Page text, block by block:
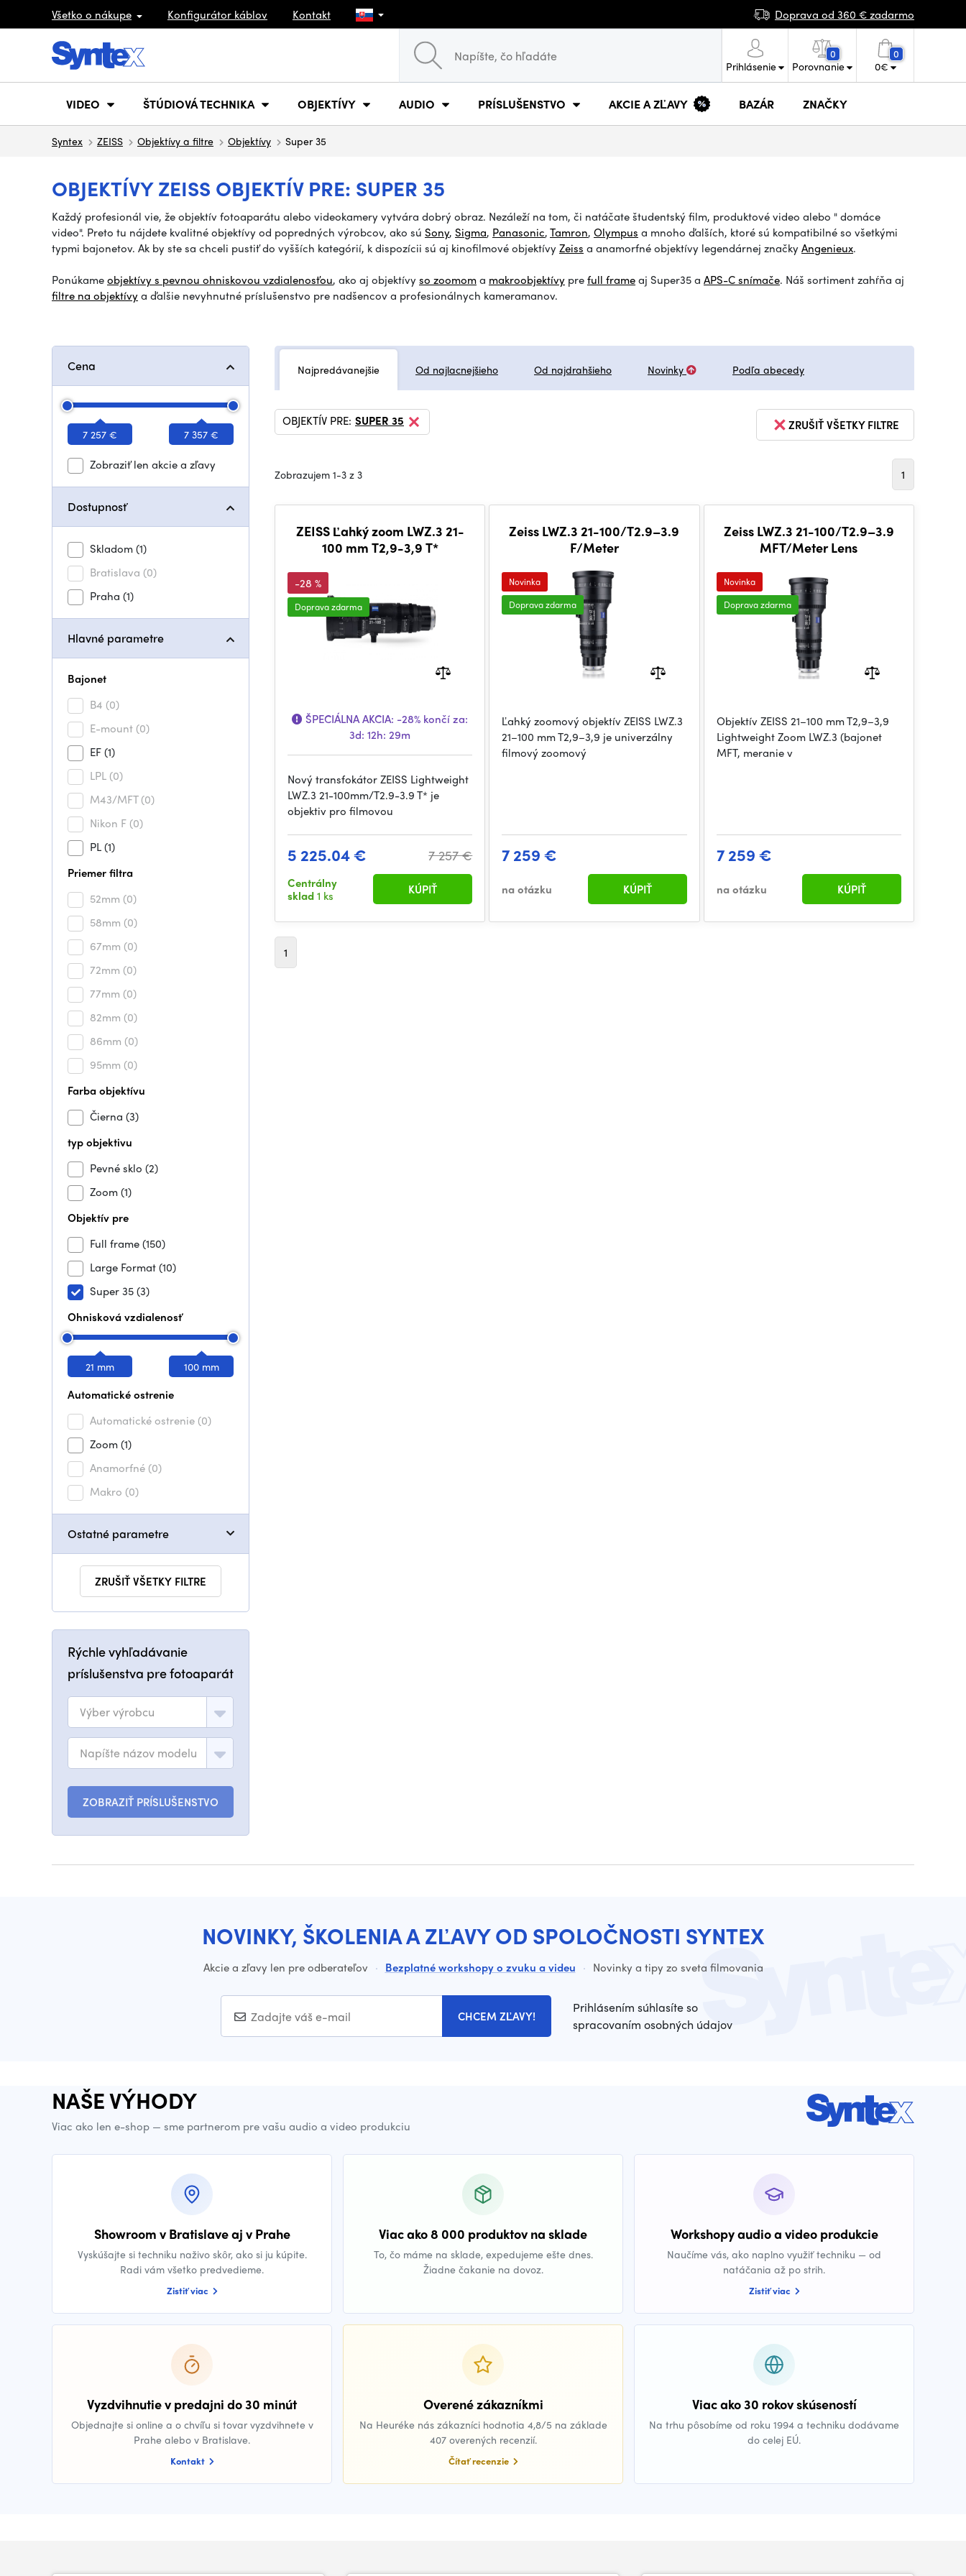
Všetko o nákupe Konfigurátor káblov Kontakt Doprava od 360 € zadarmo
Prihlásenie
0
Porovnanie
0
0€
VIDEO ŠTÚDIOVÁ TECHNIKA OBJEKTÍVY AUDIO PRÍSLUŠENSTVO AKCIE A ZĽAVY BAZÁR ZNAČKY
Syntex ZEISS Objektívy a filtre Objektívy Super 35
OBJEKTÍVY ZEISS OBJEKTÍV PRE: SUPER 35
Každý profesionál vie, že objektív fotoaparátu alebo videokamery vytvára dobrý obraz. Nezáleží na tom, či natáčate študentský film, produktové video alebo "domáce
video". Preto tu nájdete kvalitné objektívy od popredných výrobcov, ako sú Sony, Sigma, Panasonic,Tamron, Olympus a mnoho ďalších, ktoré sú kompatibilné so všetkými
typmi bajonetov. Ak by ste sa chceli pustiť do vyšších kategórií, k dispozícii sú aj kinofilmové objektívyZeiss a anamorfné objektívy legendárnej značkyAngenieux.
Ponúkameobjektívy s pevnou ohniskovou vzdialenosťou, ako aj objektívyso zoomoma makroobjektívy prefull frameaj Super35 a APS-C snímače. Náš sortiment zahŕňa aj
filtre na objektívya ďalšie nevyhnutné príslušenstvo pre nadšencov a profesionálnych kameramanov.
Cena
7 257 € 7 357 €
Zobraziť len akcie a zľavy
Dostupnosť
Skladom(1)
Bratislava (0)
Praha (1)
Hlavné parametre
Bajonet
B4 (0)
E-mount (0)
EF(1)
LPL (0)
M43/MFT(0)
Nikon F (0)
PL(1)
Priemer filtra
52mm (0)
58mm (0)
67mm (0)
72mm (0)
77mm (0)
82mm (0)
86mm (0)
95mm (0)
Farba objektívu
Čierna (3)
typ objektivu
Pevné sklo (2)
Zoom(1)
Objektív pre
Full frame(150)
Large Format(10)
Super 35(3)
Ohnisková vzdialenosť
21 mm 100 mm
Automatické ostrenie
Automatické ostrenie (0)
Zoom(1)
Anamorfné (0)
Makro (0)
Ostatné parametre
ZRUŠIŤ VŠETKY FILTRE
Rýchle vyhľadávanie
príslušenstva pre fotoaparát
Výber výrobcu
Napíšte názov modelu
ZOBRAZIŤ PRÍSLUŠENSTVO
Najpredávanejšie Od najlacnejšieho Od najdrahšieho Novinky Podľa abecedy
ZRUŠIŤ VŠETKY FILTRE
OBJEKTÍV PRE: SUPER 35
Zobrazujem 1-3 z 3 1
ZEISS Ľahký zoom LWZ.3 21-
100 mm T2,9-3,9 T*
-28 %
Doprava zdarma
ŠPECIÁLNA AKCIA: -28% končí za:
3d: 12h: 29m
Nový transfokátor ZEISS Lightweight
LWZ.3 21-100mm/T2.9-3.9 T* je
objektiv pro filmovou
5 225.04 € 7 257 €
Centrálny
sklad1 ks KÚPIŤ
Zeiss LWZ.3 21-100/T2.9–3.9
F/Meter
Novinka
Doprava zdarma
Ľahký zoomový objektív ZEISS LWZ.3
21–100 mm T2,9–3,9 je univerzálny
filmový zoomový
7 259 €
na otázku KÚPIŤ
Zeiss LWZ.3 21-100/T2.9–3.9
MFT/Meter Lens
Novinka
Doprava zdarma
Objektív ZEISS 21–100 mm T2,9–3,9
Lightweight Zoom LWZ.3 (bajonet
MFT, meranie v
7 259 €
na otázku KÚPIŤ
1
NOVINKY, ŠKOLENIA A ZĽAVY OD SPOLOČNOSTI SYNTEX
Akcie a zľavy len pre odberateľov · Bezplatné workshopy o zvuku a videu · Novinky a tipy zo sveta filmovania
CHCEM ZĽAVY!
Prihlásením súhlasíte so
spracovaním osobných údajov
NAŠE VÝHODY
Viac ako len e-shop — sme partnerom pre vašu audio a video produkciu
Showroom v Bratislave aj v Prahe
Vyskúšajte si techniku naživo skôr, ako si ju kúpite.
Radi vám všetko predvedieme.
Zistiť viac
Viac ako 8 000 produktov na sklade
To, čo máme na sklade, expedujeme ešte dnes.
Žiadne čakanie na dovoz.
Workshopy audio a video produkcie
Naučíme vás, ako naplno využiť techniku — od
natáčania až po strih.
Zistiť viac
Vyzdvihnutie v predajni do 30 minút
Objednajte si online a o chvíľu si tovar vyzdvihnete v
Prahe alebo v Bratislave.
Kontakt
Overené zákazníkmi
Na Heuréke nás zákazníci hodnotia 4,8/5 na základe
407 overených recenzií.
Čítať recenzie
Viac ako 30 rokov skúseností
Na trhu pôsobíme od roku 1994 a techniku dodávame
do celej EÚ.